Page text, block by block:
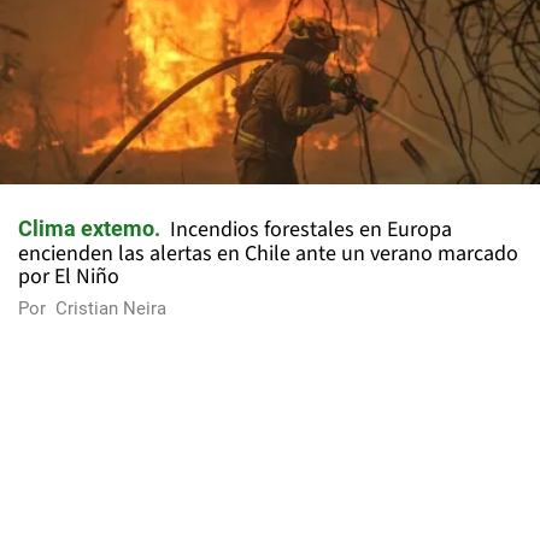
Clima extemo
Incendios forestales en Europa
encienden las alertas en Chile ante un verano marcado
por El Niño
Por Cristian Neira